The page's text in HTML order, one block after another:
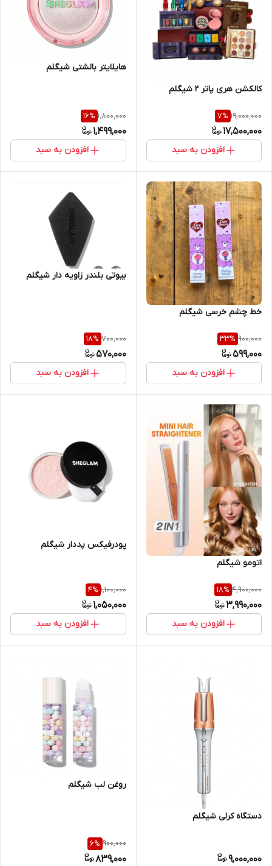
کالکشن هری پاتر ۲ شیگلم
19,000,000
7%
17,500,000
افزودن به سبد
هایلایتر بالشتی شیگلم
1,800,000
16%
1,499,000
افزودن به سبد
خط چشم خرسی شیگلم
900,000
33%
599,000
افزودن به سبد
بیوتی بلندر زاویه دار شیگلم
700,000
18%
570,000
افزودن به سبد
اتومو شیگلم
4,900,000
18%
3,990,000
افزودن به سبد
پودرفیکس پددار شیگلم
1,100,000
4%
1,050,000
افزودن به سبد
دستگاه کرلی شیگلم
9,000,000
روغن لب شیگلم
900,000
6%
839,000